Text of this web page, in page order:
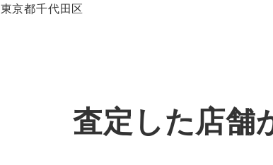
東京都千代田区
査定した店舗